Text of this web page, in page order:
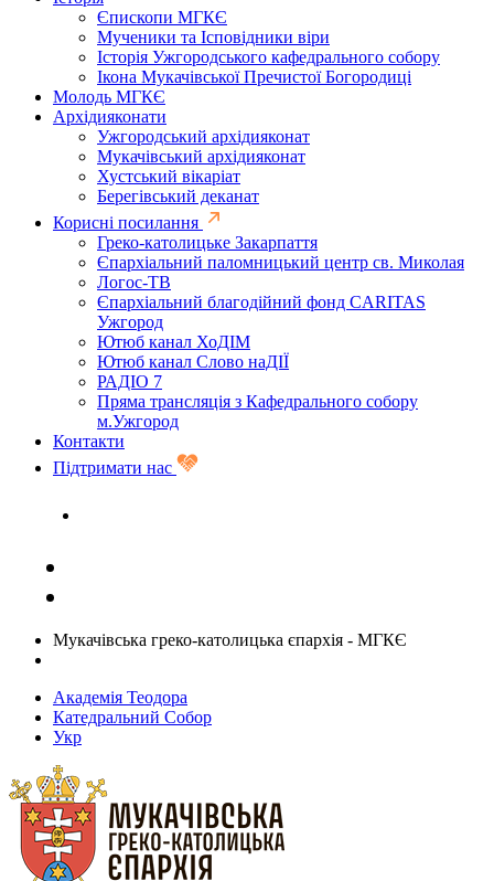
Єпископи МГКЄ
Мученики та Ісповідники віри
Історія Ужгородського кафедрального собору
Ікона Мукачівської Пречистої Богородиці
Молодь МГКЄ
Архідияконати
Ужгородський архідияконат
Мукачівський архідияконат
Хустський вікаріат
Берегівський деканат
Корисні посилання
Греко-католицьке Закарпаття
Єпархіальний паломницький центр св. Миколая
Логос-ТВ
Єпархіальний благодійний фонд CARITAS
Ужгород
Ютюб канал ХоДІМ
Ютюб канал Слово наДІЇ
РАДІО 7
Пряма трансляція з Кафедрального собору
м.Ужгород
Контакти
Підтримати нас
Мукачівська греко-католицька єпархія - МГКЄ
Академія Теодора
Катедральний Собор
Укр